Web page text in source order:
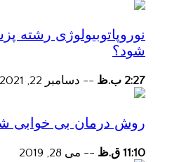
نوروپاتوبیولوژی
شود؟
2:27 ب.ظ -- دسامبر 22, 2021
روش درمان بی خوابی
11:10 ق.ظ -- می 28, 2019